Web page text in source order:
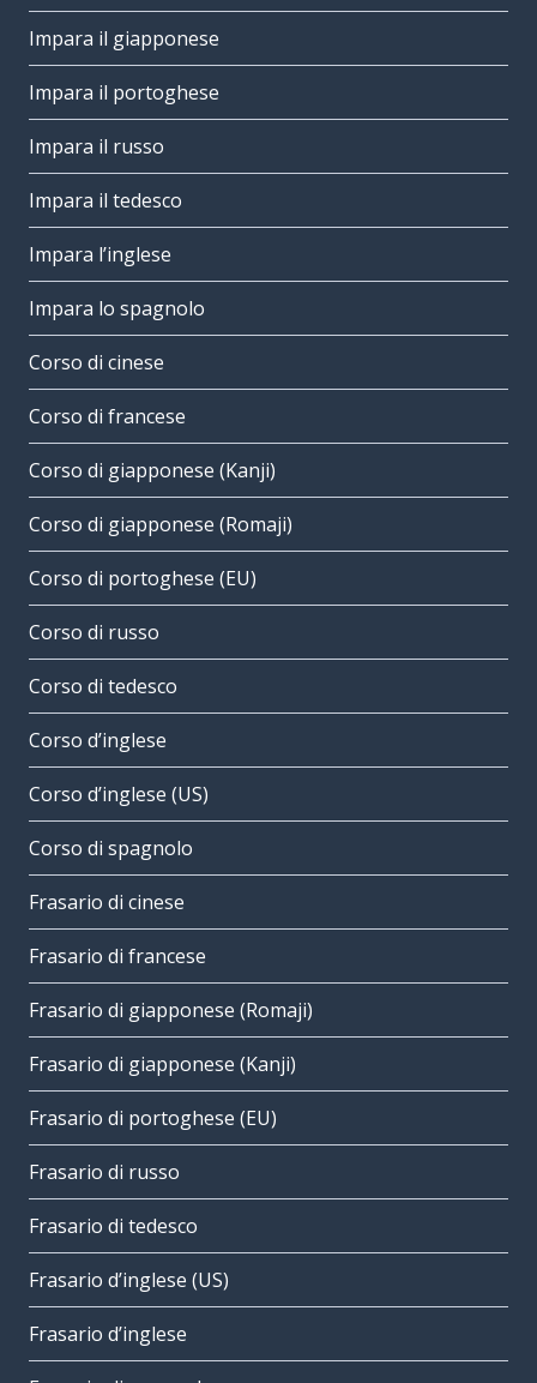
Impara il giapponese
Impara il portoghese
Impara il russo
Impara il tedesco
Impara l’inglese
Impara lo spagnolo
Corso di cinese
Corso di francese
Corso di giapponese (Kanji)
Corso di giapponese (Romaji)
Corso di portoghese (EU)
Corso di russo
Corso di tedesco
Corso d’inglese
Corso d’inglese (US)
Corso di spagnolo
Frasario di cinese
Frasario di francese
Frasario di giapponese (Romaji)
Frasario di giapponese (Kanji)
Frasario di portoghese (EU)
Frasario di russo
Frasario di tedesco
Frasario d’inglese (US)
Frasario d’inglese